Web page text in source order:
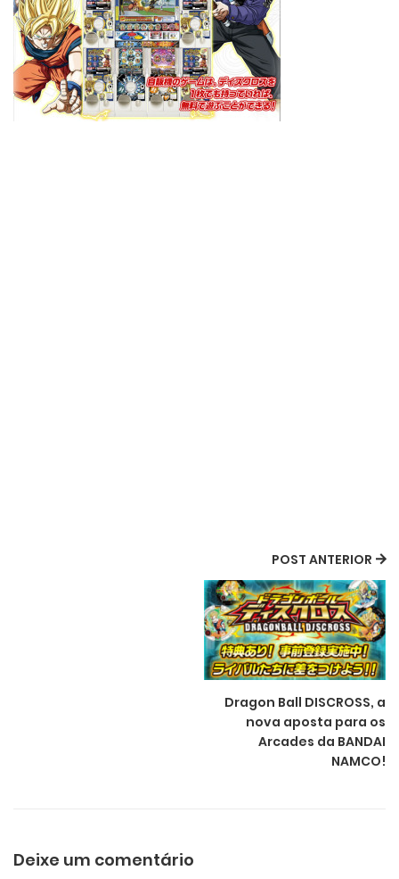
POST ANTERIOR
Dragon Ball DISCROSS, a
nova aposta para os
Arcades da BANDAI
NAMCO!
Deixe um comentário